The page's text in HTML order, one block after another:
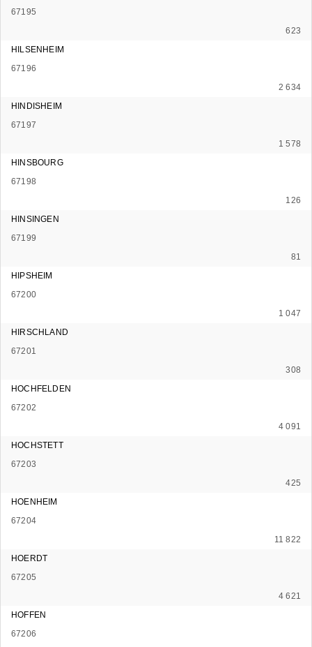
67195
623
HILSENHEIM
67196
2 634
HINDISHEIM
67197
1 578
HINSBOURG
67198
126
HINSINGEN
67199
81
HIPSHEIM
67200
1 047
HIRSCHLAND
67201
308
HOCHFELDEN
67202
4 091
HOCHSTETT
67203
425
HOENHEIM
67204
11 822
HOERDT
67205
4 621
HOFFEN
67206